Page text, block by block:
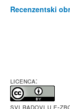
Recenzentski
LICENCA:
Svi radovi u e-